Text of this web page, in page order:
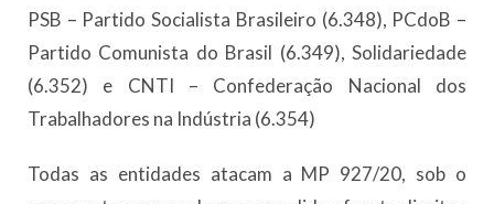
PSB – Partido Socialista Brasileiro (6.348), PCdoB –
Partido Comunista do Brasil (6.349), Solidariedade
(6.352) e CNTI – Confederação Nacional dos
Trabalhadores na Indústria (6.354)
Todas as entidades atacam a MP 927/20, sob o